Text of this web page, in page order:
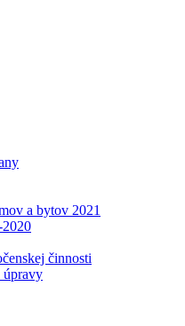
a bytov 2021
činnosti
úpravy